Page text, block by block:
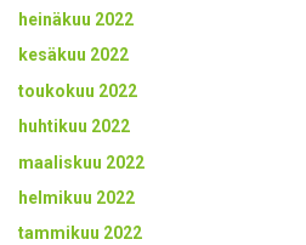
heinäkuu 2022
kesäkuu 2022
toukokuu 2022
huhtikuu 2022
maaliskuu 2022
helmikuu 2022
tammikuu 2022